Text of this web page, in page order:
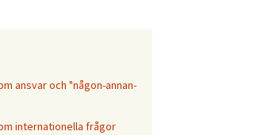
ansvar och "någon-annan-
internationella frågor